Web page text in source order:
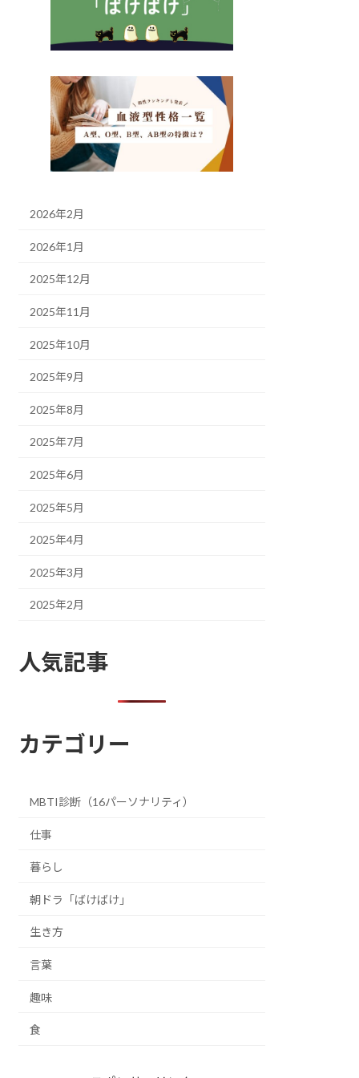
2026年2月
2026年1月
2025年12月
2025年11月
2025年10月
2025年9月
2025年8月
2025年7月
2025年6月
2025年5月
2025年4月
2025年3月
2025年2月
人気記事
カテゴリー
MBTI診断（16パーソナリティ）
仕事
暮らし
朝ドラ「ばけばけ」
生き方
言葉
趣味
食